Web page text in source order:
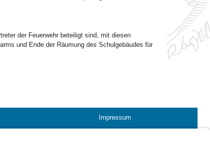
der Feuerwehr beteiligt sind, mit diesen
und Ende der Räumung des Schulgebäudes für
Impressum